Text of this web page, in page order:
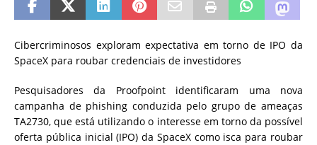
Cibercriminosos exploram expectativa em torno de IPO da
SpaceX para roubar credenciais de investidores
Pesquisadores da Proofpoint identificaram uma nova
campanha de phishing conduzida pelo grupo de ameaças
TA2730, que está utilizando o interesse em torno da possível
oferta pública inicial (IPO) da SpaceX como isca para roubar